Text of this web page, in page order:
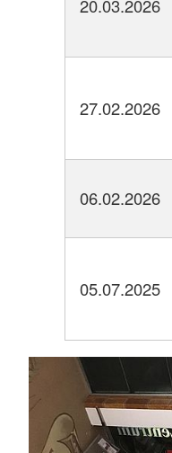
20.03.2026
27.02.2026
06.02.2026
05.07.2025